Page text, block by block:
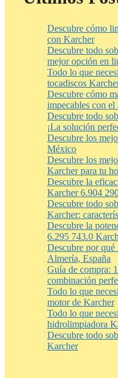
Descubre cómo
con Karcher
Descubre todo
mejor opción en
Todo lo que
tocadiscos
Descubre cómo
impecables con
Descubre todo
¡La solución
Descubre los
México
Descubre los
Karcher para tu
Descubre la
Karcher 6.904
Descubre todo
Karcher:
Descubre la
6.295 743.0
Descubre por
Almería, España
Guía de compra:
combinación
Todo lo que
motor de Karcher
Todo lo que
hidrolimpiadora
Descubre todo
Karcher